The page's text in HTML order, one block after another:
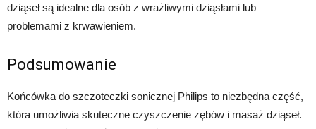
dziąseł są idealne dla osób z wrażliwymi dziąsłami lub
problemami z krwawieniem.
Podsumowanie
Końcówka do szczoteczki sonicznej Philips to niezbędna część,
która umożliwia skuteczne czyszczenie zębów i masaż dziąseł.